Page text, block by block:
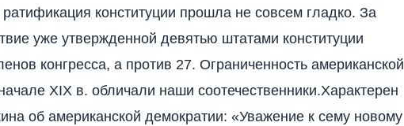
конституции прошла не совсем гладко. За
уже утвержденной девятью штатами конституции
конгресса, а против 27. Ограниченность американской
XIX в. обличали наши соотечественники.Характерен
об американской демократии: «Уважение к сему новому